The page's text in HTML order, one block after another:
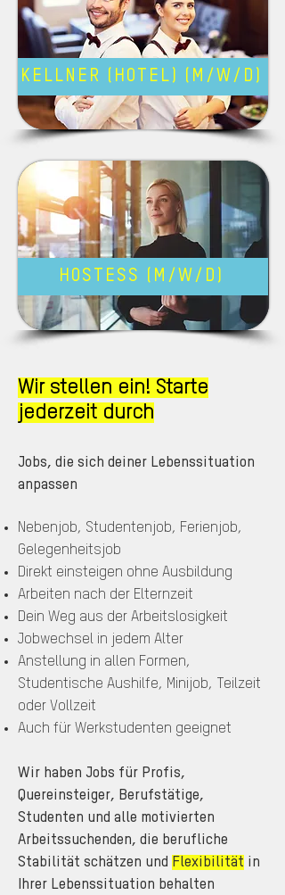
KELLNER (HOTEL) (M/W/D)
HOSTESS (M/W/D)
Wir stellen ein! Starte
jederzeit durch
Jobs, die sich deiner Lebenssituation
anpassen
Nebenjob, Studentenjob, Ferienjob,
Gelegenheitsjob
Direkt einsteigen ohne Ausbildung
Arbeiten nach der Elternzeit
Dein Weg aus der Arbeitslosigkeit
Jobwechsel in jedem Alter
Anstellung in allen Formen,
Studentische Aushilfe, Minijob, Teilzeit
oder Vollzeit
Auch für Werkstudenten geeignet
Wir haben Jobs für Profis,
Quereinsteiger, Berufstätige,
Studenten und alle motivierten
Arbeitssuchenden, die berufliche
Stabilität schätzen und Flexibilität in
Ihrer Lebenssituation behalten